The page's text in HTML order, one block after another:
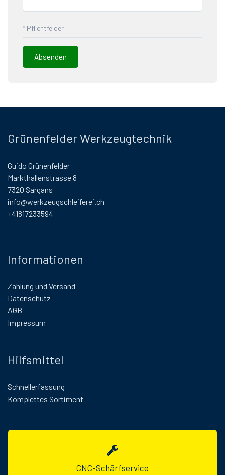
* Pflichtfelder
Grünenfelder Werkzeugtechnik
Guido Grünenfelder
Markthallenstrasse 8
7320 Sargans
info@werkzeugschleiferei.ch
+41817233594
Informationen
Zahlung und Versand
Datenschutz
AGB
Impressum
Hilfsmittel
Schnellerfassung
Komplettes Sortiment
CNC-Schärfservice